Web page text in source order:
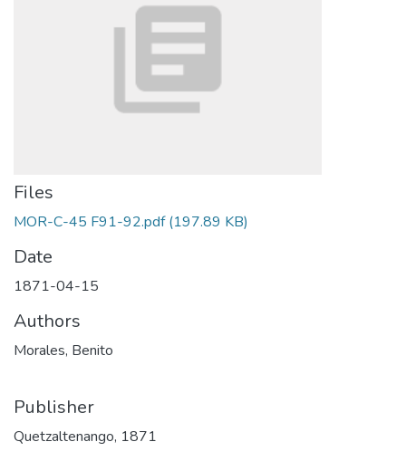
Files
MOR-C-45 F91-92.pdf(197.89 KB)
Date
1871-04-15
Authors
Morales, Benito
Publisher
Quetzaltenango, 1871